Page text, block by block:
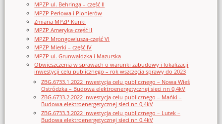
MPZP ul. Behringa – część II
MPZP Perłowa i Pionierów
Zmiana MPZP Kunki
MPZP Ameryka-część II
MPZP Mrongowiusza-część VI
MPZP Mierki – część IV
MPZP ul. Grunwaldzka i Mazurska
Obwieszczenia w sprawach o warunki zabudowy i lokalizacji
inwestycji celu publicznego – rok wszczęcia sprawy do 2023
ZBG.6733.1.2022 Inwestycja celu publicznego – Nowa Wieś
Ostródzka – Budowa elektroenergetycznej sieci nn 0,4kV
ZBG.6733.2.2022 Inwestycja celu publicznego – Mańki –
Budowa elektroenergetycznej sieci nn 0,4kV
ZBG.6733.3.2022 Inwestycja celu publicznego – Lutek –
Budowa elektroenergetycznej sieci nn 0,4kV